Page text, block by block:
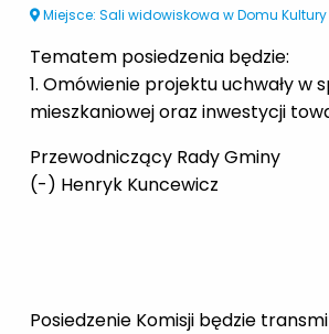
Miejsce: Sali widowiskowa w Domu
Tematem posiedzenia będzie:
1. Omówienie projektu uchwały
mieszkaniowej oraz inwestycji
Przewodniczący Rady Gminy
(-) Henryk Kuncewicz
Posiedzenie Komisji będzie